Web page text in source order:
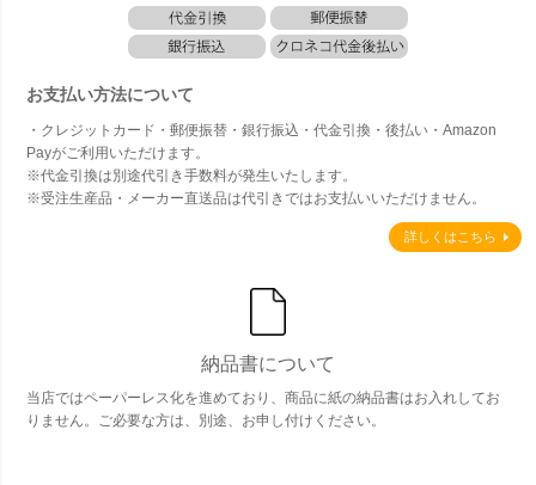
お支払い方法について
・クレジットカード・郵便振替・銀行振込・代金引換・後払い・Amazon
Payがご利用いただけます。
※代金引換は別途代引き手数料が発生いたします。
※受注生産品・メーカー直送品は代引きではお支払いいただけません。
詳しくはこちら
納品書について
当店ではペーパーレス化を進めており、商品に紙の納品書はお入れしてお
りません。ご必要な方は、別途、お申し付けください。